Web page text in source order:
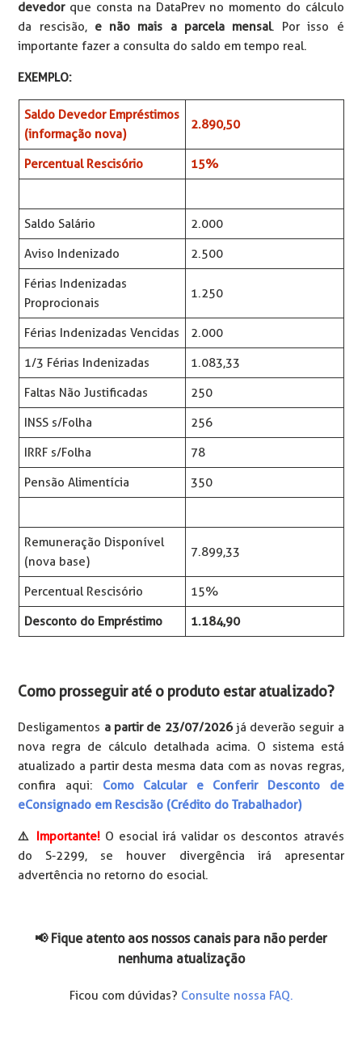
devedorque consta na DataPrev no momento do cálculo
da rescisão, e não mais a parcela mensal. Por isso é
importante fazer a consulta do saldo em tempo real.
EXEMPLO:
Saldo Devedor Empréstimos
(informação nova)
2.890,50
Percentual Rescisório 15%
Saldo Salário 2.000
Aviso Indenizado 2.500
Férias Indenizadas
Proprocionais
1.250
Férias Indenizadas Vencidas 2.000
1/3 Férias Indenizadas 1.083,33
Faltas Não Justificadas 250
INSS s/Folha 256
IRRF s/Folha 78
Pensão Alimentícia 350
Remuneração Disponível
(nova base)
7.899,33
Percentual Rescisório 15%
Desconto do Empréstimo 1.184,90
Como prosseguir até o produto estar atualizado?
Desligamentos a partir de 23/07/2026já deverão seguir a
nova regra de cálculo detalhada acima. O sistema está
atualizado a partir desta mesma data com as novas regras,
confira aqui: Como Calcular e Conferir Desconto de
eConsignado em Rescisão (Crédito do Trabalhador)
⚠️ Importante! O esocial irá validar os descontos através
do S-2299, se houver divergência irá apresentar
advertência no retorno do esocial.
📢 Fique atento aos nossos canais para não perder
nenhuma atualização
Ficou com dúvidas? Consulte nossa FAQ.